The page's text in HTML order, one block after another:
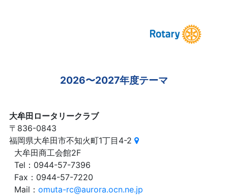
2026〜2027年度テーマ
大牟田ロータリークラブ
〒836-0843
福岡県大牟田市不知火町1丁目4-2
大牟田商工会館2F
Tel：0944-57-7396
Fax：0944-57-7220
Mail：omuta-rc@aurora.ocn.ne.jp